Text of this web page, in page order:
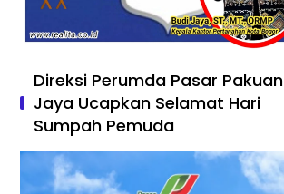
Direksi Perumda Pasar Pakuan
Jaya Ucapkan Selamat Hari
Sumpah Pemuda